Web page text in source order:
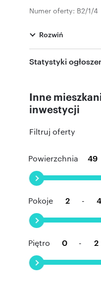
Numer oferty: B2/1/4
Rozwiń
Statystyki
Inne
inwestycji
Filtruj oferty
Powierzchnia
Pokoje -
Piętro -